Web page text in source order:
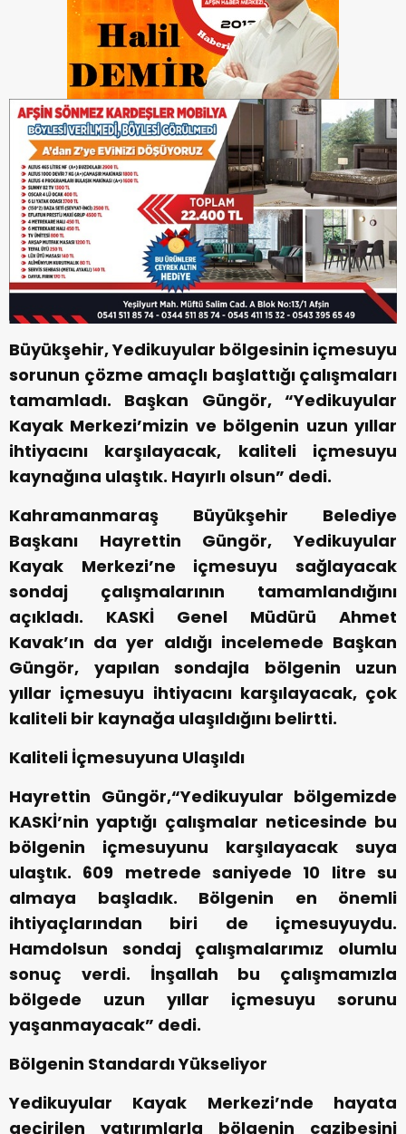
Büyükşehir, Yedikuyular bölgesinin içmesuyu
sorunun çözme amaçlı başlattığı çalışmaları
tamamladı. Başkan Güngör, “Yedikuyular
Kayak Merkezi’mizin ve bölgenin uzun yıllar
ihtiyacını karşılayacak, kaliteli içmesuyu
kaynağına ulaştık. Hayırlı olsun” dedi.
Kahramanmaraş Büyükşehir Belediye
Başkanı Hayrettin Güngör, Yedikuyular
Kayak Merkezi’ne içmesuyu sağlayacak
sondaj çalışmalarının tamamlandığını
açıkladı. KASKİ Genel Müdürü Ahmet
Kavak’ın da yer aldığı incelemede Başkan
Güngör, yapılan sondajla bölgenin uzun
yıllar içmesuyu ihtiyacını karşılayacak, çok
kaliteli bir kaynağa ulaşıldığını belirtti.
Kaliteli İçmesuyuna Ulaşıldı
Hayrettin Güngör,“Yedikuyular bölgemizde
KASKİ’nin yaptığı çalışmalar neticesinde bu
bölgenin içmesuyunu karşılayacak suya
ulaştık. 609 metrede saniyede 10 litre su
almaya başladık. Bölgenin en önemli
ihtiyaçlarından biri de içmesuyuydu.
Hamdolsun sondaj çalışmalarımız olumlu
sonuç verdi. İnşallah bu çalışmamızla
bölgede uzun yıllar içmesuyu sorunu
yaşanmayacak” dedi.
Bölgenin Standardı Yükseliyor
Yedikuyular Kayak Merkezi’nde hayata
geçirilen yatırımlarla bölgenin cazibesini